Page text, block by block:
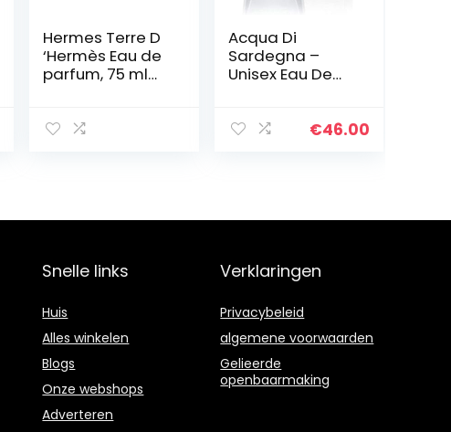
Hermes Terre D
‘Hermès Eau de
parfum, 75 ml
Acqua Di
Sardegna –
Unisex Eau De
€46.00
Snelle links
Huis
Alles winkelen
Blogs
Onze webshops
Adverteren
Verklaringen
Privacybeleid
algemene voorwaarden
Gelieerde
openbaarmaking